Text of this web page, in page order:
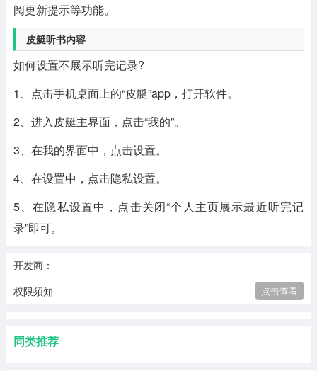
阅更新提示等功能。
皮艇听书内容
如何设置不展示听完记录?
1、点击手机桌面上的“皮艇”app，打开软件。
2、进入皮艇主界面，点击“我的”。
3、在我的界面中，点击设置。
4、在设置中，点击隐私设置。
5、在隐私设置中，点击关闭“个人主页展示最近听完记
录”即可。
开发商：
权限须知
点击查看
同类推荐